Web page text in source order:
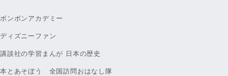
ボンボンアカデミー
ディズニーファン
講談社の学習まんが 日本の歴史
本とあそぼう 全国訪問おはなし隊